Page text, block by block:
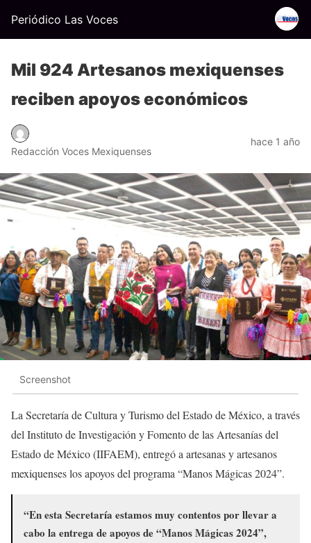
Periódico Las Voces
Mil 924 Artesanos mexiquenses
reciben apoyos económicos
Redacción Voces Mexiquenses
hace 1 año
Screenshot
La Secretaría de Cultura y Turismo del Estado de México, a través
del Instituto de Investigación y Fomento de las Artesanías del
Estado de México (IIFAEM), entregó a artesanas y artesanos
mexiquenses los apoyos del programa “Manos Mágicas 2024”.
“En esta Secretaría estamos muy contentos por llevar a
cabo la entrega de apoyos de “Manos Mágicas 2024”,